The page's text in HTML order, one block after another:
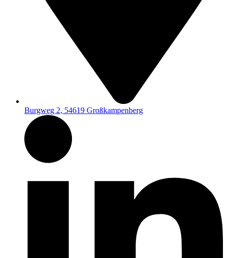
Burgweg 2, 54619 Großkampenberg